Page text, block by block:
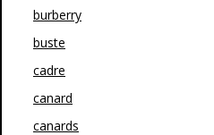
burberry
buste
cadre
canard
canards